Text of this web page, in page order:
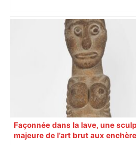
Actus et critiques culturelles en
et dans le monde – Télérama
Façonnée dans la lave, une
majeure de l’art brut aux